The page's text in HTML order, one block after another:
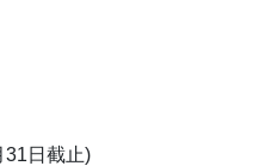
31日截止)